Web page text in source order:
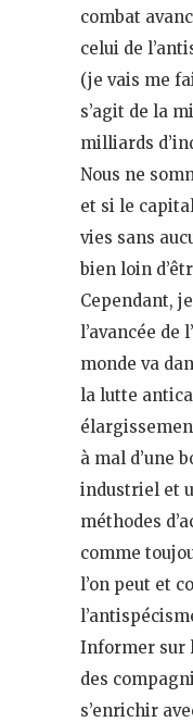
combat
celui de
(je vais me
s’agit de la
milliards
Nous ne
et si le
vies sans
bien loin
Cependant,
l’avancée de
monde va
la lutte
à mal d’une
industriel et
méthodes
comme
l’on peut et
Informer sur
des
s’enrichir